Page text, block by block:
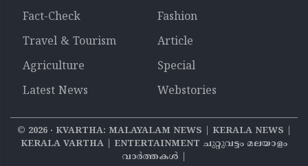
Fact-Check
Fashion
Travel & Tourism
Article
Agriculture
Special
Latest News
Webstories
© 2026‧ KVARTHA: MALAYALAM NEWS | KERALA NEWS |
KERALA VARTHA | ENTERTAINMENT ചുറ്റുവട്ടം മലയാളം
വാര്‍ത്തകൾ |